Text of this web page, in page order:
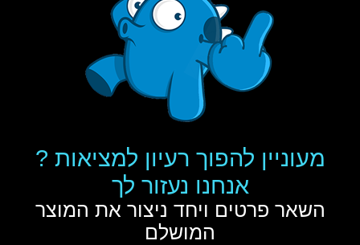
מעוניין להפוך רעיון למציאות ?
אנחנו נעזור לך
השאר פרטים ויחד ניצור את המוצר
המושלם